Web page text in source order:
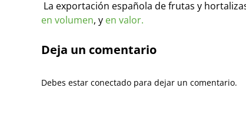
La exportación española de frutas y
en volumen, y en valor.
Deja un comentario
Debes estar conectado para dejar un comentario.